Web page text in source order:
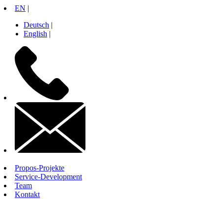
Zum
springen
EN |
Deutsch |
English |
+49
30
26
10
contactinfo
Propos-Projekte
Service-Development
Team
Kontakt